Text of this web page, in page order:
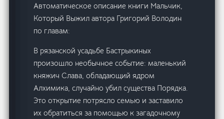
Автоматическое описание книги Мальчик,
Который Выжил автора Григорий Володин
по главам:
В рязанской усадьбе Бастрыкиных
произошло необычное событие: маленький
княжич Слава, обладающий ядром
Алхимика, случайно убил существа Порядка.
Это открытие потрясло семью и заставило
их обратиться за помощью к загадочному